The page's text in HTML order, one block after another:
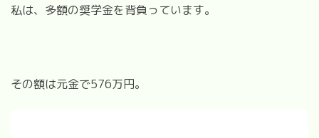
私は、多額の奨学金を背負っています。
その額は元金で576万円。